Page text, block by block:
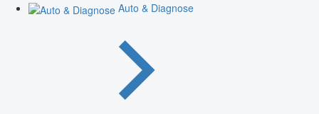
Auto & Diagnose